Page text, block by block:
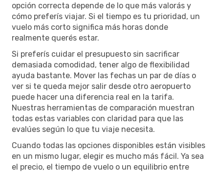
opción correcta depende de lo que más valorás y
cómo preferís viajar. Si el tiempo es tu prioridad, un
vuelo más corto significa más horas donde
realmente querés estar.
Si preferís cuidar el presupuesto sin sacrificar
demasiada comodidad, tener algo de flexibilidad
ayuda bastante. Mover las fechas un par de días o
ver si te queda mejor salir desde otro aeropuerto
puede hacer una diferencia real en la tarifa.
Nuestras herramientas de comparación muestran
todas estas variables con claridad para que las
evalúes según lo que tu viaje necesita.
Cuando todas las opciones disponibles están visibles
en un mismo lugar, elegir es mucho más fácil. Ya sea
el precio, el tiempo de vuelo o un equilibrio entre